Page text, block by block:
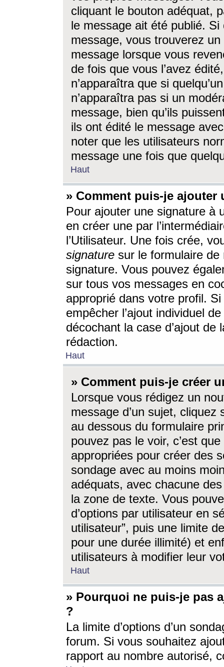
cliquant le bouton adéquat,
le message ait été publié. Si
message, vous trouverez
message lorsque vous
de fois que vous l’avez
n’apparaîtra que si
n’apparaîtra pas si un
message, bien qu’ils
ils ont édité le message
noter que les utilisateurs
message une fois que
Haut
» Comment puis-je ajouter
Pour ajouter une signature à
en créer une par
l’Utilisateur. Une fois crée,
signature sur le formulaire de
signature. Vous pouvez
sur tous vos messages en
approprié dans votre profil.
empêcher l’ajout individuel
décochant la case d’ajout
rédaction.
Haut
» Comment puis-je créer
Lorsque vous rédigez un
message d’un sujet, cliquez
au dessous du formulaire
pouvez pas le voir, c’est
appropriées pour créer des
sondage avec au moins
adéquats, avec chacune
la zone de texte. Vous
d’options par utilisateur en
utilisateur”, puis une limite
pour une durée illimité) et
utilisateurs à modifier leur
Haut
» Pourquoi ne puis-je pas
?
La limite d’options d’un
forum. Si vous souhaitez
rapport au nombre autorisé,